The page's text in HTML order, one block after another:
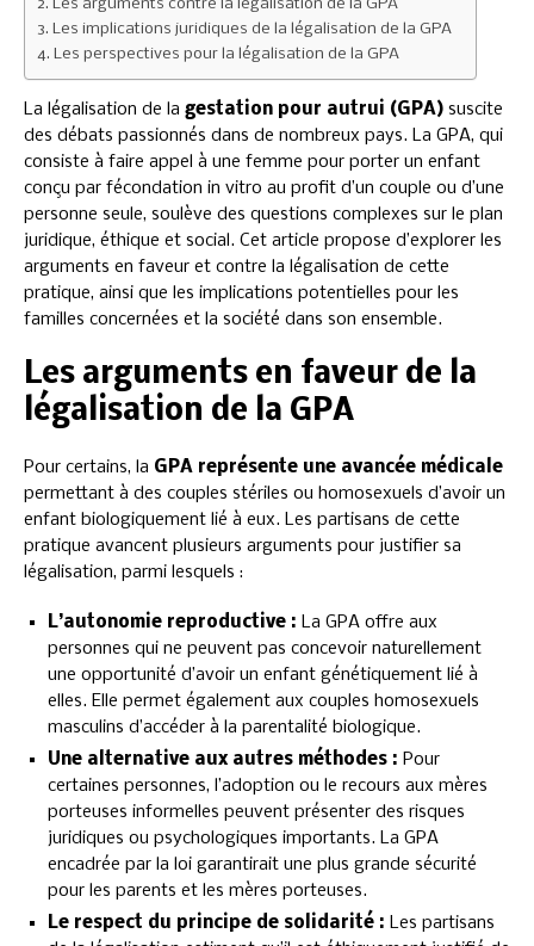
Les arguments contre la légalisation de la GPA
Les implications juridiques de la légalisation de la GPA
Les perspectives pour la légalisation de la GPA
La légalisation de la gestation pour autrui (GPA) suscite
des débats passionnés dans de nombreux pays. La GPA, qui
consiste à faire appel à une femme pour porter un enfant
conçu par fécondation in vitro au profit d’un couple ou d’une
personne seule, soulève des questions complexes sur le plan
juridique, éthique et social. Cet article propose d’explorer les
arguments en faveur et contre la légalisation de cette
pratique, ainsi que les implications potentielles pour les
familles concernées et la société dans son ensemble.
Les arguments en faveur de la
légalisation de la GPA
Pour certains, la GPA représente une avancée médicale
permettant à des couples stériles ou homosexuels d’avoir un
enfant biologiquement lié à eux. Les partisans de cette
pratique avancent plusieurs arguments pour justifier sa
légalisation, parmi lesquels :
L’autonomie reproductive : La GPA offre aux
personnes qui ne peuvent pas concevoir naturellement
une opportunité d’avoir un enfant génétiquement lié à
elles. Elle permet également aux couples homosexuels
masculins d’accéder à la parentalité biologique.
Une alternative aux autres méthodes : Pour
certaines personnes, l’adoption ou le recours aux mères
porteuses informelles peuvent présenter des risques
juridiques ou psychologiques importants. La GPA
encadrée par la loi garantirait une plus grande sécurité
pour les parents et les mères porteuses.
Le respect du principe de solidarité : Les partisans